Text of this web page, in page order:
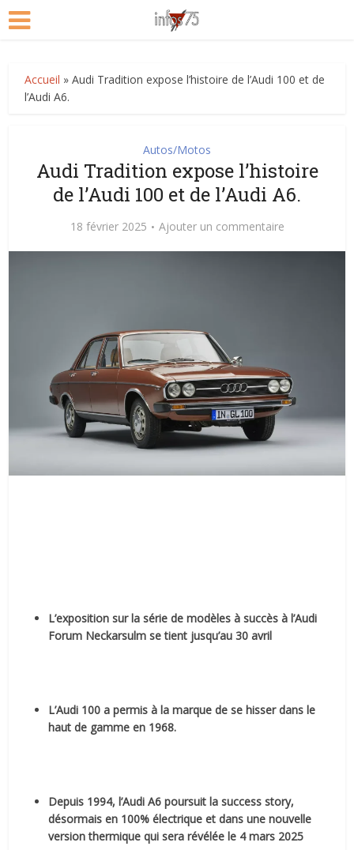
Accueil »Audi Tradition expose l’histoire de l’Audi 100 et de
l’Audi A6.
Autos/Motos
Audi Tradition expose l’histoire
de l’Audi 100 et de l’Audi A6.
18 février 2025 Ajouter un commentaire
L’exposition sur la série de modèles à succès à l’Audi
Forum Neckarsulm se tient jusqu’au 30 avril
L’Audi 100 a permis à la marque de se hisser dans le
haut de gamme en 1968.
Depuis 1994, l’Audi A6 poursuit la success story,
désormais en 100% électrique et dans une nouvelle
version thermique qui sera révélée le 4 mars 2025